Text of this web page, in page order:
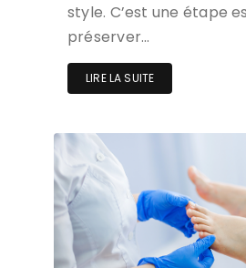
style. C’est une étape
préserver…
LIRE LA SUITE